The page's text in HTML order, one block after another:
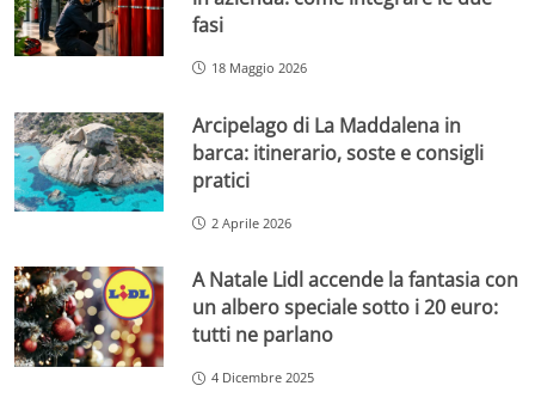
fasi
18 Maggio 2026
Arcipelago di La Maddalena in
barca: itinerario, soste e consigli
pratici
2 Aprile 2026
A Natale Lidl accende la fantasia con
un albero speciale sotto i 20 euro:
tutti ne parlano
4 Dicembre 2025